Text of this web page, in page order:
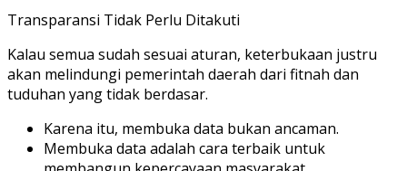
Transparansi Tidak Perlu Ditakuti
Kalau semua sudah sesuai aturan, keterbukaan justru
akan melindungi pemerintah daerah dari fitnah dan
tuduhan yang tidak berdasar.
Karena itu, membuka data bukan ancaman.
Membuka data adalah cara terbaik untuk